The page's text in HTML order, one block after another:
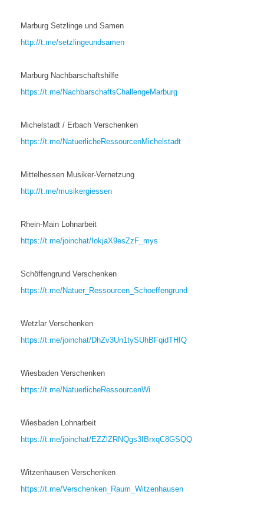
Marburg Setzlinge und Samen
http://t.me/setzlingeundsamen
Marburg Nachbarschaftshilfe
https://t.me/NachbarschaftsChallengeMarburg
Michelstadt / Erbach Verschenken
https://t.me/NatuerlicheRessourcenMichelstadt
Mittelhessen Musiker-Vernetzung
http://t.me/musikergiessen
Rhein-Main Lohnarbeit
https://t.me/joinchat/IokjaX9esZzF_mys
Schöffengrund Verschenken
https://t.me/Natuer_Ressourcen_Schoeffengrund
Wetzlar Verschenken
https://t.me/joinchat/DhZv3Un1tySUhBFqidTHIQ
Wiesbaden Verschenken
https://t.me/NatuerlicheRessourcenWi
Wiesbaden Lohnarbeit
https://t.me/joinchat/EZZlZRNQgs3IBrxqC8GSQQ
Witzenhausen Verschenken
https://t.me/Verschenken_Raum_Witzenhausen